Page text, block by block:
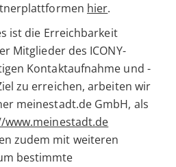
hier.
ist die Erreichbarkeit
Mitglieder des ICONY-
Kontaktaufnahme und -
zu erreichen, arbeiten wir
meinestadt.de GmbH, als
www.meinestadt.de
zudem mit weiteren
bestimmte